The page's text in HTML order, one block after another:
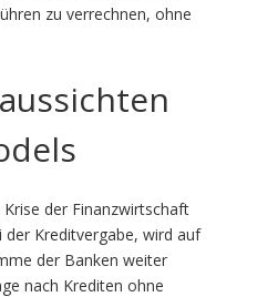
zu verrechnen, ohne
der Finanzwirtschaft
Kreditvergabe, wird auf
der Banken weiter
nach Krediten ohne